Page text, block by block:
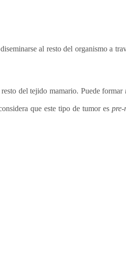
al resto del organismo a
del tejido mamario. Puede formar
que este tipo de tumor es